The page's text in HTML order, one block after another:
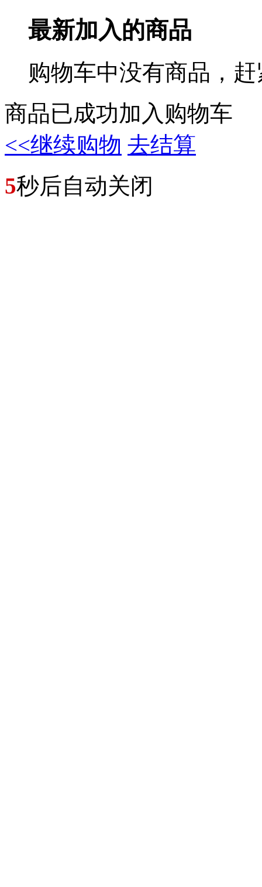
最新加入的商品
购物车中没有商品，
商品已成功加入购物车
<<继续购物 去结算
5秒后自动关闭